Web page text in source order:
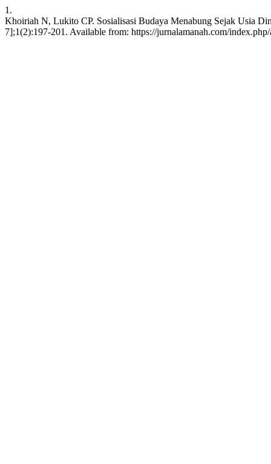
1.
Khoiriah N, Lukito CP. Sosialisasi Budaya Menabung Sejak Usia
7];1(2):197-201. Available from: https://jurnalamanah.com/